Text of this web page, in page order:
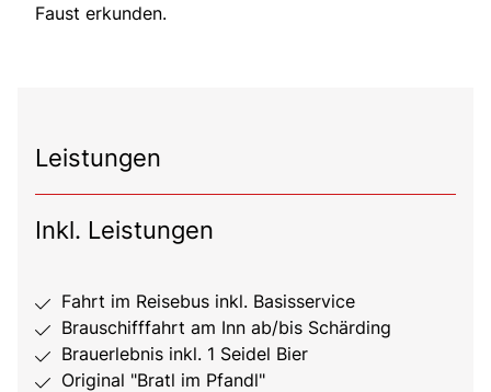
Faust erkunden.
Leistungen
Inkl. Leistungen
Fahrt im Reisebus inkl. Basisservice
Brauschifffahrt am Inn ab/bis Schärding
Brauerlebnis inkl. 1 Seidel Bier
Original "Bratl im Pfandl"